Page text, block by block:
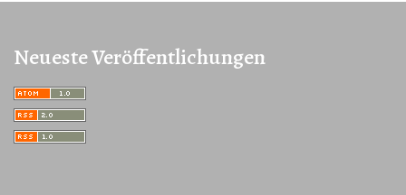
Neueste Veröffentlichungen